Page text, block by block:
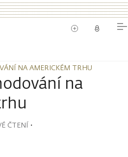
NA AMERICKÉM TRHU
NA AMERICKÉM TRHU
na
ČTENÍ・